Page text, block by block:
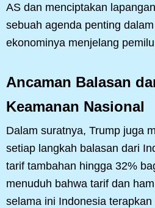
AS dan menciptakan
sebuah agenda penting
ekonominya menjelang
Ancaman Balasan
Keamanan Nasional
Dalam suratnya, Trump juga
setiap langkah balasan dari
tarif tambahan hingga 32%
menuduh bahwa tarif dan
selama ini Indonesia